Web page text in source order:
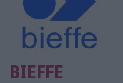
BIEFFE